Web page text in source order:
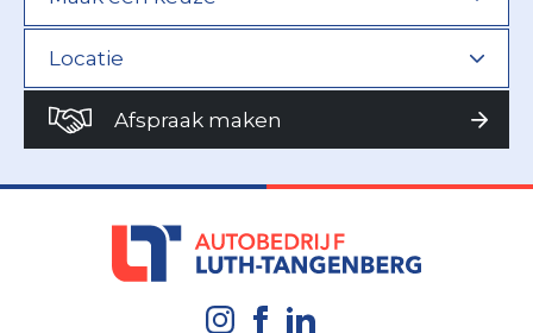
Afspraak maken